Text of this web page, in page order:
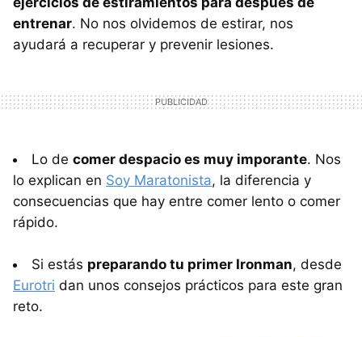
entrenar. No nos olvidemos de estirar, nos
ayudará a recuperar y prevenir lesiones.
Lo de comer despacio es muy imporante. Nos
lo explican en Soy Maratonista, la diferencia y
consecuencias que hay entre comer lento o comer
rápido.
Si estás preparando tu primer Ironman, desde
Eurotri dan unos consejos prácticos para este gran
reto.